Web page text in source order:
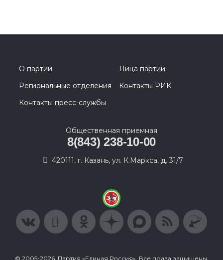
О партии
Лица партии
Региональные отделения
Контакты РИК
Контакты пресс-службы
Общественная приемная
8(843) 238-10-00
420111, г. Казань, ул. К.Маркса, д. 31/7
© 2005-2026, Партия «Единая Россия». Все права защищены.